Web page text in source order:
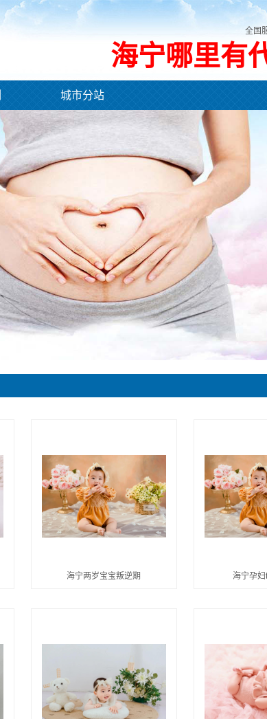
全国
海宁哪里有
城市分站
海宁两岁宝宝叛逆期 海宁孕